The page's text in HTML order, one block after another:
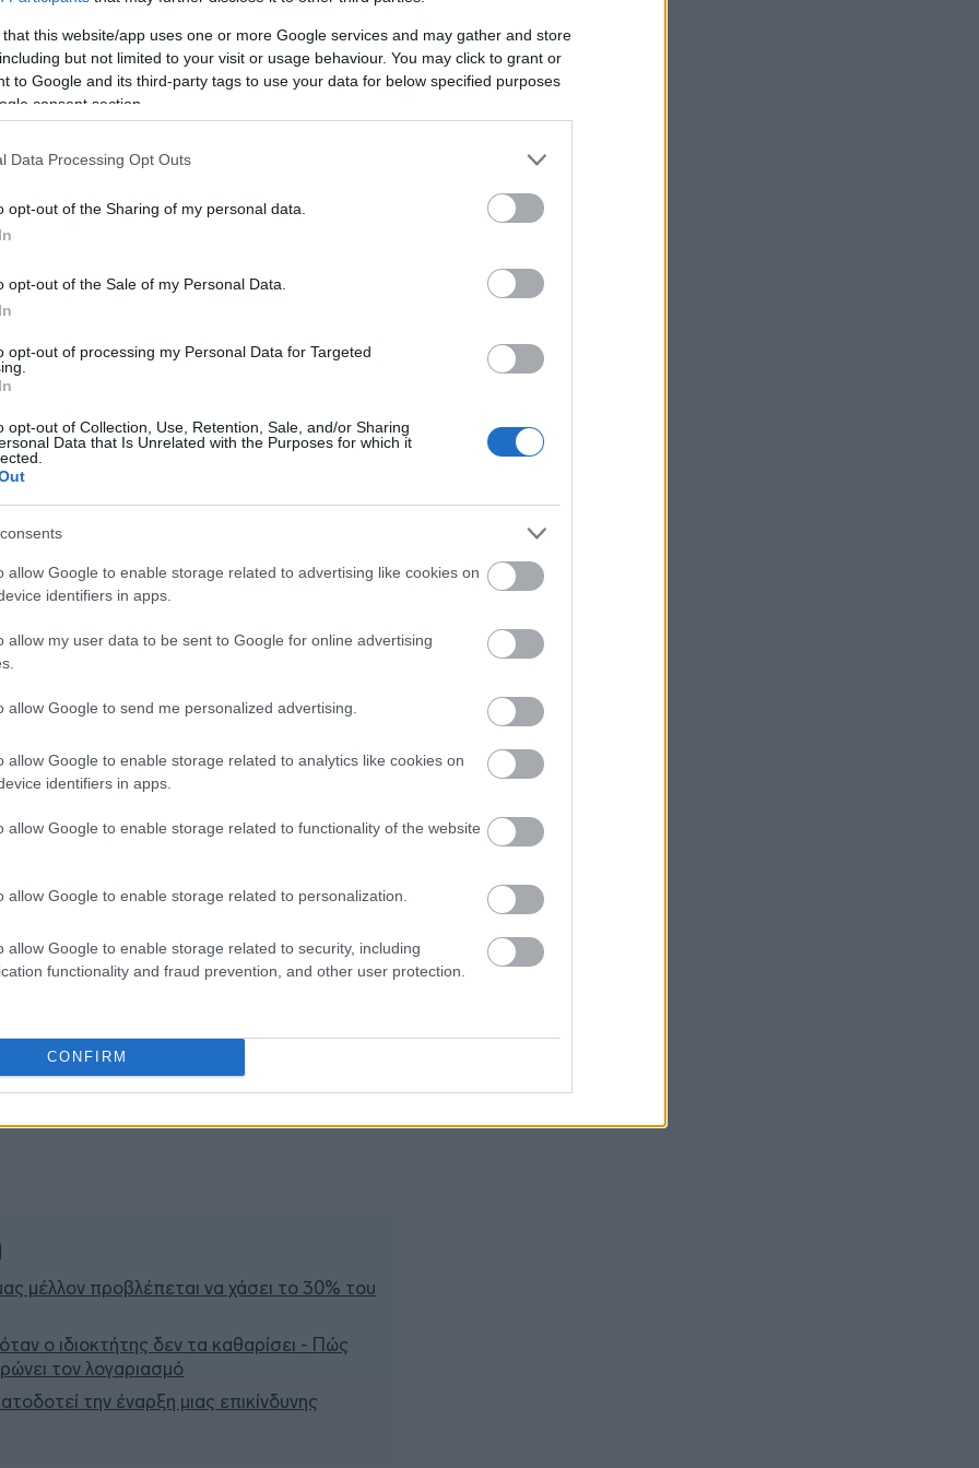
that this website/app uses one or more Google services and may gather and store
but not limited to your visit or usage behaviour. You may click to grant or
to Google and its third-party tags to use your data for below specified purposes
consent section.
Data Processing Opt Outs
opt-out of the Sharing of my personal data.
opt-out of the Sale of my Personal Data.
opt-out of processing my Personal Data for Targeted
opt-out of Collection, Use, Retention, Sale, and/or Sharing
Data that Is Unrelated with the Purposes for which it
allow Google to enable storage related to advertising like cookies on
identifiers in apps.
allow my user data to be sent to Google for online advertising
allow Google to send me personalized advertising.
allow Google to enable storage related to analytics like cookies on
identifiers in apps.
allow Google to enable storage related to functionality of the website
allow Google to enable storage related to personalization.
allow Google to enable storage related to security, including
functionality and fraud prevention, and other user protection.
CONFIRM
σημειώνουν πτώση για τρίτη
δυσκολίες της εταιρείας να
συνεχώς, όπως δήλωσε ο
παρουσίαση των αποτελεσμάτων.
μέτρων που έχουμε λάβει περιορίστηκε
βραχυπρόθεσμα», ανέφερε.
και μάθετε πρώτοι όλες τις
μέλλον προβλέπεται να χάσει το 30% του
ο ιδιοκτήτης δεν τα καθαρίσει - Πώς
τον λογαριασμό
την έναρξη μιας επικίνδυνης
10:48 Υεμένη: Οι Χούθι ανακοίνωσαν ότι
έπληξαν σαουδαραβικό διυλιστήριο
στην ακτή της Ερυθράς Θάλασσας
ΠΑΣΟΚ: Η «Εστία» ανάλωσε τη μισή
τίποτα και να επαναλάβει το
φαντασιόπληκτο ρεπορτάζ της
Ιράν: Η Τεχεράνη θέτει όρους για
οποιοδήποτε εκ νέου άνοιγμα των
Δεύτερη πηγή εισοδήματος για τους
επαγγελματίες ψαράδες ο αλιευτικός
προσέκρουσε στη Σελήνη γίνεται
χρυσή ευκαιρία μελέτης για ειδικούς
ζήτημα των πινακίδων κυκλοφορίας
09:12
Τράπεζες: Στα 15 δισ. ευρώ ο στόχος
για νέα δάνεια το 2026
Γερμανία: Επεκτείνεται η έρευνα για
την ασφάλεια από τα drones μετά το
Καναδάς: Σε κατάσταση έκτακτης
ανάγκης κηρύχθηκε η επαρχία της
Βρετανικής Κολομβίας εξαιτίας των
πυρκαγιών
εξαπλωθεί δηλώνει ο γιος του
να επισκεφθείτε